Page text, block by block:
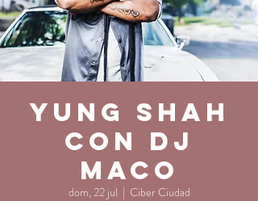
Yung Shah
con DJ
Maco
dom, 22 jul
  |
Ciber Ciudad